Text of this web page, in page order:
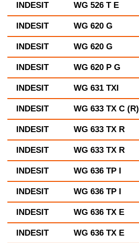
INDESIT WG 526 T E
INDESIT WG 620 G
INDESIT WG 620 G
INDESIT WG 620 P G
INDESIT WG 631 TXI
INDESIT WG 633 TX C (R)
INDESIT WG 633 TX R
INDESIT WG 633 TX R
INDESIT WG 636 TP I
INDESIT WG 636 TP I
INDESIT WG 636 TX E
INDESIT WG 636 TX E